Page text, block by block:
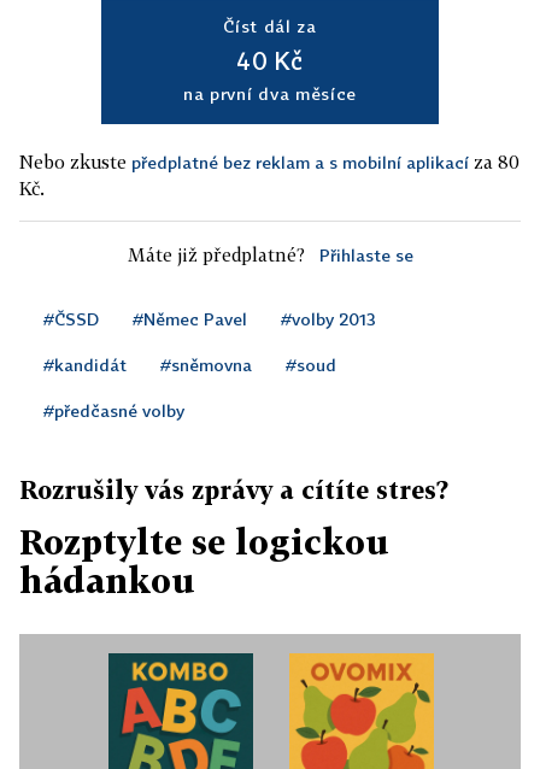
Číst dál za
40 Kč
na první dva měsíce
Nebo zkuste předplatné bez reklam a s mobilní aplikací za 80
Kč.
Máte již předplatné? Přihlaste se
#ČSSD #Němec Pavel #volby 2013
#kandidát #sněmovna #soud
#předčasné volby
Rozrušily vás zprávy a cítíte stres?
Rozptylte se logickou
hádankou